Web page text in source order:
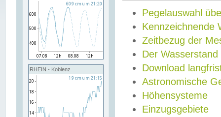
RHEIN - Koblenz
Pegelauswahl
Kennzeichnende
Zeitbezug der
Der Wasserstand
Download
Astronomische
Höhensysteme
Einzugsgebiete